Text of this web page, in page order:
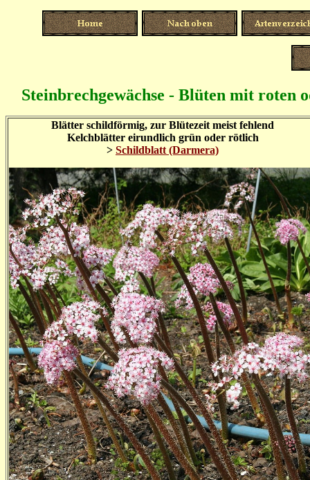
Steinbrechgewächse - Blüten mit
Blätter schildförmig, zur Blütezeit meist fehlend
Kelchblätter eirundlich grün oder rötlich
> Schildblatt (Darmera)